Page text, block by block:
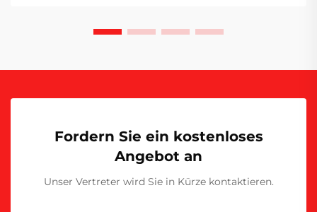
Fordern Sie ein kostenloses
Angebot an
Unser Vertreter wird Sie in Kürze kontaktieren.